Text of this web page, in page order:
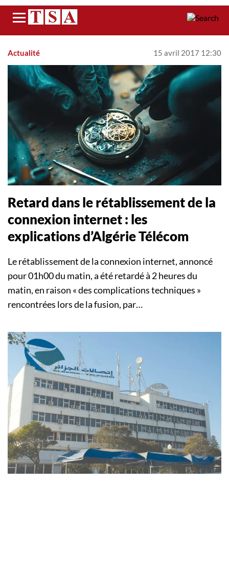
Menu
Actualité 15 avril 2017 12:30
Retard dans le rétablissement de la
connexion internet : les
explications d’Algérie Télécom
Le rétablissement de la connexion internet, annoncé
pour 01h00 du matin, a été retardé à 2 heures du
matin, en raison « des complications techniques »
rencontrées lors de la fusion, par…